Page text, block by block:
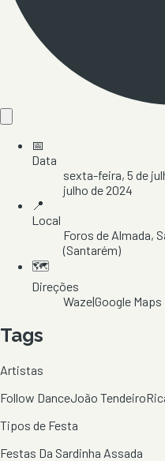
📅
Data
sexta-feira, 5 de
julho de 2024
📍
Local
Foros de Almada,
(Santarém)
🗺️
Direções
Waze|Google Maps
Tags
Artistas
Follow DanceJoão Tendeiro
Tipos de Festa
Festas Da Sardinha Assada